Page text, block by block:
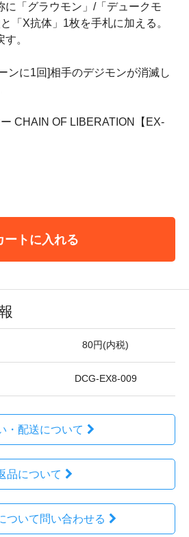
に「グラウモン」/「デュークモ
「X抗体」1枚を手札に加える。
。
ンに1回]相手のデジモンが消滅し
CHAIN OF LIBERATION【EX-
ートに入れる
80円(内税)
DCG-EX8-009
・配送について
品について
ついて問い合わせる